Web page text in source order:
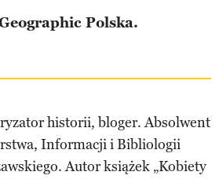
Polska.
historii, bloger. Absolwent
Informacji i Bibliologii
Autor książek „Kobiety